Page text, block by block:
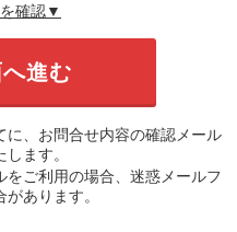
確認▼
、お問合せ内容の確認メール
ます。
ご利用の場合、迷惑メールフ
あります。